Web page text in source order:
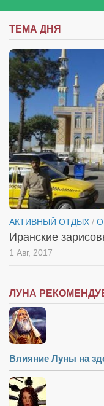
ТЕМА ДНЯ
АКТИВНЫЙ ОТДЫХ /
Иранские
1 Авг, 2017
ЛУНА
Влияние Луны на